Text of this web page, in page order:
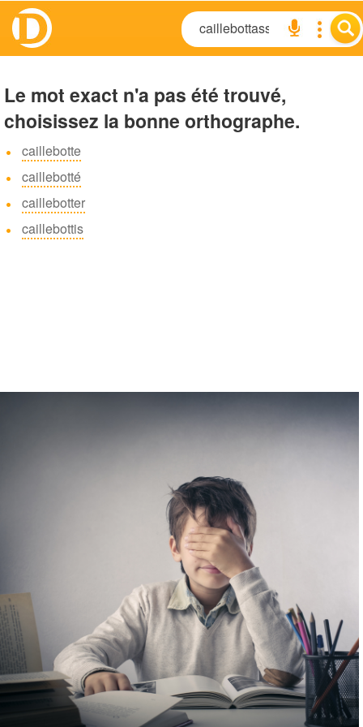
Le mot exact n'a pas été trouvé,
choisissez la bonne orthographe.
caillebotte
caillebotté
caillebotter
caillebottis